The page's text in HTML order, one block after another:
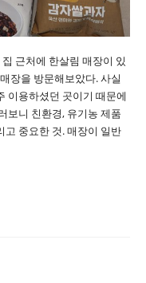
근처에 한살림 매장이 있
장을 방문해보았다. 사실
이용하셨던 곳이기 때문에
보니 친환경, 유기농 제품
고 중요한 것. 매장이 일반